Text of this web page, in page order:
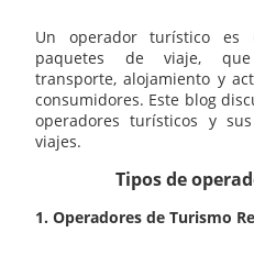
Un operador turístico es
paquetes de viaje, que
transporte, alojamiento y
consumidores. Este blog
operadores turísticos y
viajes.
Tipos de
1. Operadores de Turismo